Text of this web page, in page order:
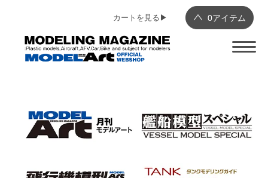
0アイテム
カートを見る▶︎